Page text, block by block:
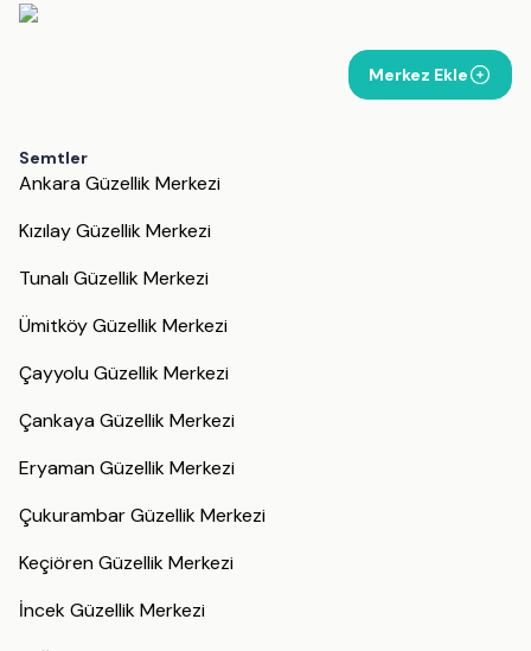
Merkez Ekle
Semtler
Ankara Güzellik Merkezi
Kızılay Güzellik Merkezi
Tunalı Güzellik Merkezi
Ümitköy Güzellik Merkezi
Çayyolu Güzellik Merkezi
Çankaya Güzellik Merkezi
Eryaman Güzellik Merkezi
Çukurambar Güzellik Merkezi
Keçiören Güzellik Merkezi
İncek Güzellik Merkezi